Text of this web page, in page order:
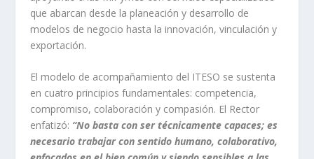
que abarcan desde la planeación y desarrollo de
modelos de negocio hasta la innovación, vinculación y
exportación.
El modelo de acompañamiento del ITESO se sustenta
en cuatro principios fundamentales: competencia,
compromiso, colaboración y compasión. El Rector
enfatizó: “No basta con ser técnicamente capaces; es
necesario trabajar con sentido humano, colaborativo,